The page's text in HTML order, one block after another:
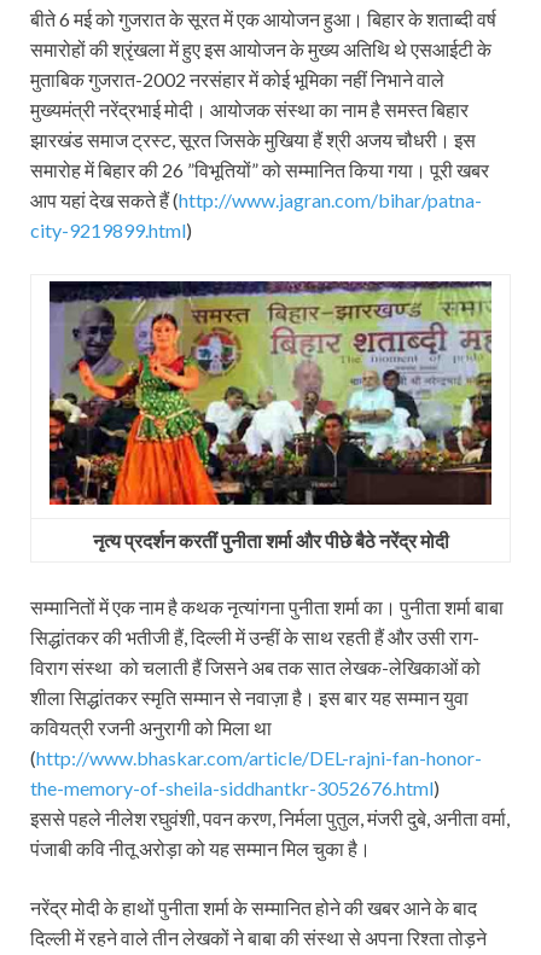
बीते 6 मई को गुजरात के सूरत में एक आयोजन हुआ। बिहार के शताब्‍दी वर्ष
समारोहों की श्रृंखला में हुए इस आयोजन के मुख्‍य अतिथि थे एसआईटी के
मुताबिक गुजरात-2002 नरसंहार में कोई भूमिका नहीं निभाने वाले
मुख्‍यमंत्री नरेंद्रभाई मोदी। आयोजक संस्‍था का नाम है समस्‍त बिहार
झारखंड समाज ट्रस्‍ट, सूरत जिसके मुखिया हैं श्री अजय चौधरी। इस
समारोह में बिहार की 26 ”विभूतियों” को सम्‍मानित किया गया। पूरी खबर
आप यहां देख सकते हैं (http://www.jagran.com/bihar/patna-
city-9219899.html)
नृत्‍य प्रदर्शन करतीं पुनीता शर्मा और पीछे बैठे नरेंद्र मोदी
सम्‍मानितों में एक नाम है कथक नृत्‍यांगना पुनीता शर्मा का। पुनीता शर्मा बाबा
सिद्धांतकर की भतीजी हैं, दिल्‍ली में उन्‍हीं के साथ रहती हैं और उसी राग-
विराग संस्‍था को चलाती हैं जिसने अब तक सात लेखक-लेखिकाओं को
शीला सिद्धांतकर स्‍मृति सम्‍मान से नवाज़ा है। इस बार यह सम्‍मान युवा
कवियत्री रजनी अनुरागी को मिला था
(http://www.bhaskar.com/article/DEL-rajni-fan-honor-
the-memory-of-sheila-siddhantkr-3052676.html)
इससे पहले नीलेश रघुवंशी, पवन करण, निर्मला पुतुल, मंजरी दुबे, अनीता वर्मा,
पंजाबी कवि नीतू अरोड़ा को यह सम्‍मान मिल चुका है।
नरेंद्र मोदी के हाथों पुनीता शर्मा के सम्‍मानित होने की खबर आने के बाद
दिल्‍ली में रहने वाले तीन लेखकों ने बाबा की संस्‍था से अपना रिश्‍ता तोड़ने